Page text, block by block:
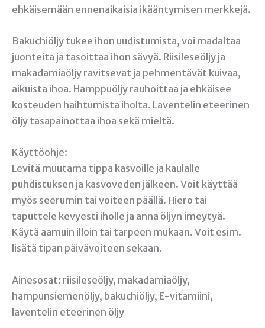
ehkäisemään ennenaikaisia ikääntymisen merkkejä.
Bakuchiöljy tukee ihon uudistumista, voi madaltaa
juonteita ja tasoittaa ihon sävyä. Riisileseöljy ja
makadamiaöljy ravitsevat ja pehmentävät kuivaa,
aikuista ihoa. Hamppuöljy rauhoittaa ja ehkäisee
kosteuden haihtumista iholta. Laventelin eteerinen
öljy tasapainottaa ihoa sekä mieltä.
Käyttöohje:
Levitä muutama tippa kasvoille ja kaulalle
puhdistuksen ja kasvoveden jälkeen. Voit käyttää
myös seerumin tai voiteen päällä. Hiero tai
taputtele kevyesti iholle ja anna öljyn imeytyä.
Käytä aamuin illoin tai tarpeen mukaan. Voit esim.
lisätä tipan päivävoiteen sekaan.
Ainesosat: riisileseöljy, makadamiaöljy,
hampunsiemenöljy, bakuchiöljy, E-vitamiini,
laventelin eteerinen öljy